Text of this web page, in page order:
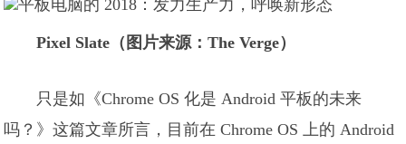
Pixel Slate（图片来源：The Verge）
只是如《Chrome OS 化是 Android 平板的未来
吗？》这篇文章所言，目前在 Chrome OS 上的 Android